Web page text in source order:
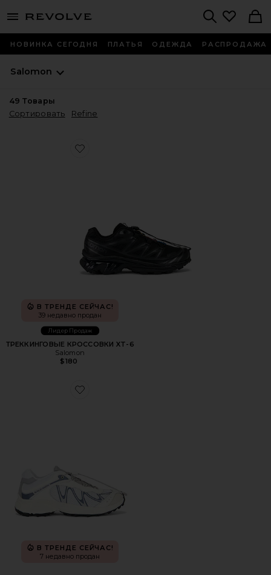
menu - shows more content
НОВИНКА СЕГОДНЯ ПЛАТЬЯ ОДЕЖДА РАСПРОДАЖА
Salomon
49 Товары
Сортировать
Refine
Favorite ТРЕККИНГОВЫЕ КРОССОВКИ XT-6
В ТРЕНДЕ СЕЙЧАС!
39 недавно продан
Лидер Продаж
ТРЕККИНГОВЫЕ КРОССОВКИ XT-6
Salomon
$180
Favorite КРОССОВКИ XT-WHISPER
В ТРЕНДЕ СЕЙЧАС!
7 недавно продан